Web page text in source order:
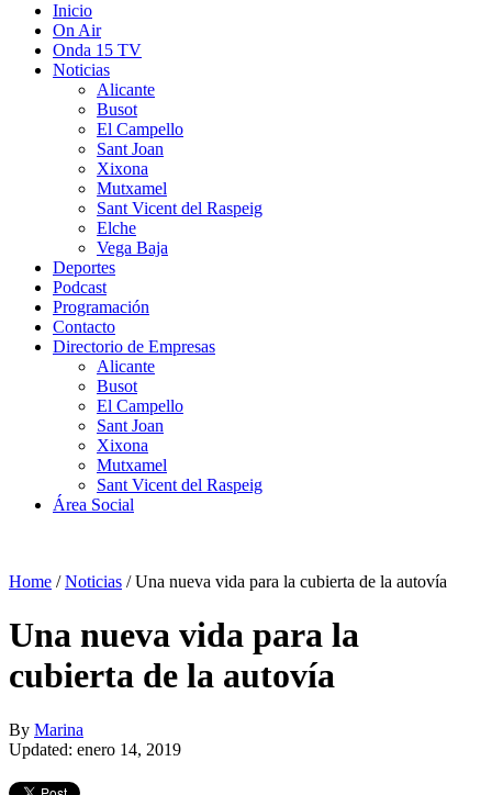
Inicio
On Air
Onda 15 TV
Noticias
Alicante
Busot
El Campello
Sant Joan
Xixona
Mutxamel
Sant Vicent del Raspeig
Elche
Vega Baja
Deportes
Podcast
Programación
Contacto
Directorio de Empresas
Alicante
Busot
El Campello
Sant Joan
Xixona
Mutxamel
Sant Vicent del Raspeig
Área Social
Home /Noticias /Una nueva vida para la cubierta de la autovía
Una nueva vida para la
cubierta de la autovía
By Marina
Updated: enero 14, 2019